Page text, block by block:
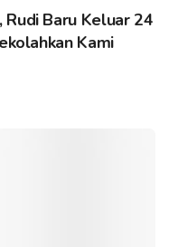
Rudi Baru Keluar 24
Kami